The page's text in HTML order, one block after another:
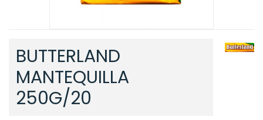
BUTTERLAND
MANTEQUILLA
250G/20